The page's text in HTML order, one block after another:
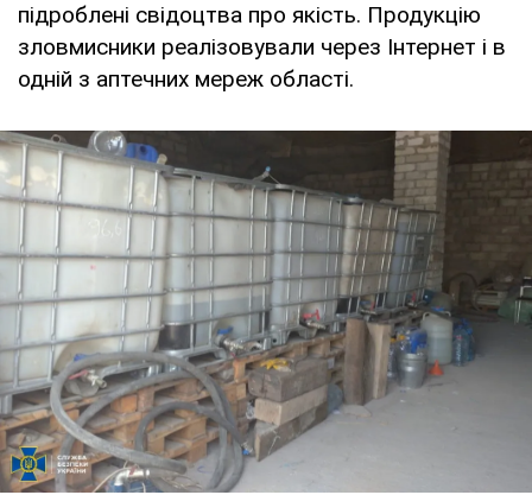
підроблені свідоцтва про якість. Продукцію
зловмисники реалізовували через Інтернет і в
одній з аптечних мереж області.